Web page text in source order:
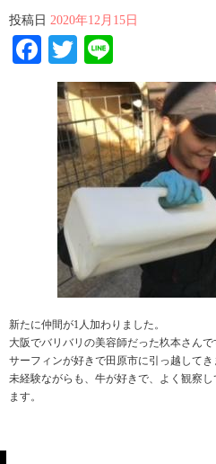
投稿日 2020年12月15日
Facebook
Twitter
新たに仲間が1人加わりました。
大阪でバリバリの美容師だった杦本さんで
サーフィンが好きで田原市に引っ越してき
未経験ながらも、牛が好きで、よく観察
ます。